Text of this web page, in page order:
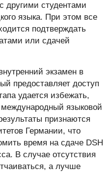
другими студентами
языка. При этом все
подтверждать
или сдачей
экзамен в
предоставляет доступ
удается избежать,
языковой
признаются
Германии, что
время на сдаче DSH
В случае отсутствия
а лучше